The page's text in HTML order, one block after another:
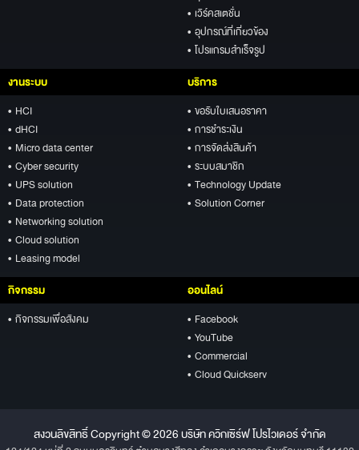
• เวิร์คสเตชั่น
• อุปกรณ์ที่เกี่ยวข้อง
• โปรแกรมสำเร็จรูป
งานระบบ
• HCI
• dHCI
• Micro data center
• Cyber security
• UPS solution
• Data protection
• Networking solution
• Cloud solution
• Leasing model
บริการ
• ขอรับใบเสนอราคา
• การชำระเงิน
• การจัดส่งสินค้า
• ระบบสมาชิก
• Technology Update
• Solution Corner
กิจกรรม
• กิจกรรมเพื่อสังคม
ออนไลน์
• Facebook
• YouTube
• Commercial
• Cloud Quickserv
สงวนลิขสิทธิ์ Copyright © 2026 บริษัท ควิกเซิร์ฟ โปรไวเดอร์ จำกัด